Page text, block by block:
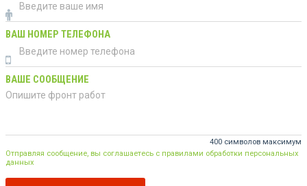
ВАШ НОМЕР ТЕЛЕФОНА
ВАШЕ СООБЩЕНИЕ
400 символов максимум
Отправляя сообщение, вы соглашаетесь с правилами обработки персональных
данных